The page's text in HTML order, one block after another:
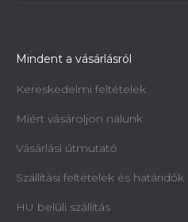
Mindent a vásárlásról
Kereskedelmi feltételek
Miért vásároljon nálunk
Vásárlási útmutató
Szállítási feltételek és határidők
HU belüli szállítás